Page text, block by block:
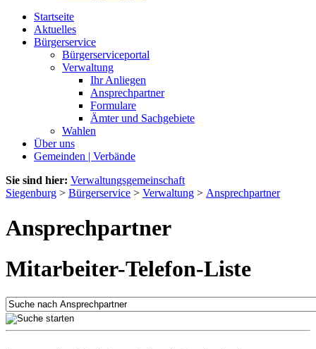
Startseite
Aktuelles
Bürgerservice
Bürgerserviceportal
Verwaltung
Ihr Anliegen
Ansprechpartner
Formulare
Ämter und Sachgebiete
Wahlen
Über uns
Gemeinden | Verbände
Sie sind hier: Verwaltungsgemeinschaft
Siegenburg > Bürgerservice > Verwaltung > Ansprechpartner
Ansprechpartner
Mitarbeiter-Telefon-Liste